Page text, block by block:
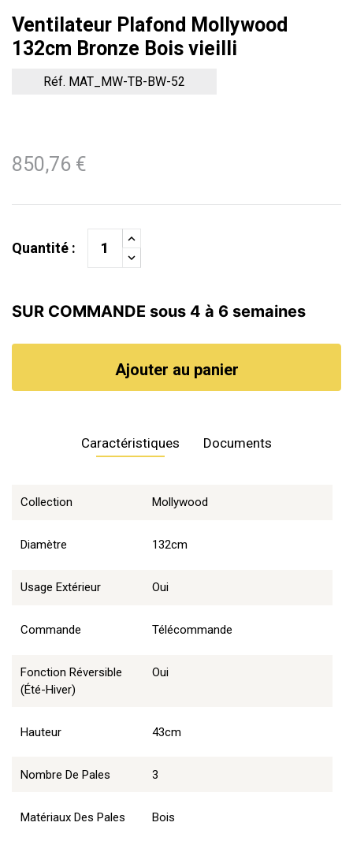
Ventilateur Plafond Mollywood
132cm Bronze Bois vieilli
Réf. MAT_MW-TB-BW-52
850,76 €
Quantité :
SUR COMMANDE sous 4 à 6 semaines
Ajouter au panier
Caractéristiques
Collection Mollywood
Diamètre 132cm
Usage Extérieur Oui
Commande Télécommande
Fonction Réversible
(été-Hiver)
Oui
Hauteur 43cm
Nombre De Pales 3
Matériaux Des Pales Bois
Documents